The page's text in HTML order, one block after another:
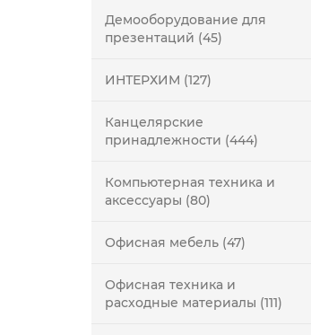
Демооборудование для
презентаций (45)
ИНТЕРХИМ (127)
Канцелярские
принадлежности (444)
Компьютерная техника и
аксессуары (80)
Офисная мебель (47)
Офисная техника и
расходные материалы (111)